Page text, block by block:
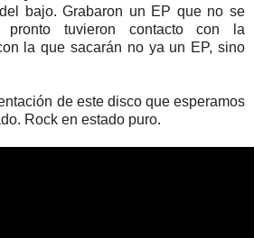
bajo. Grabaron un EP que no se
tuvieron contacto con la
la que sacarán no ya un EP, sino
de este disco que esperamos
Rock en estado puro.